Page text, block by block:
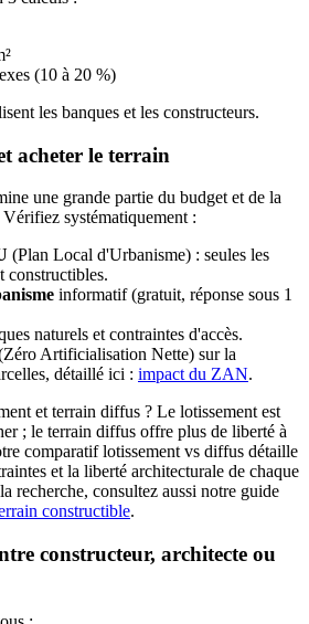
(10 à 20 %)
les banques et les constructeurs.
acheter le terrain
une grande partie du budget et de la
systématiquement :
(Plan Local d'Urbanisme) : seules les
constructibles.
informatif (gratuit, réponse sous 1
naturels et contraintes d'accès.
Artificialisation Nette) sur la
détaillé ici : impact du ZAN.
et terrain diffus ? Le lotissement est
; le terrain diffus offre plus de liberté à
comparatif lotissement vs diffus détaille
et la liberté architecturale de chaque
recherche, consultez aussi notre guide
constructible.
constructeur, architecte ou